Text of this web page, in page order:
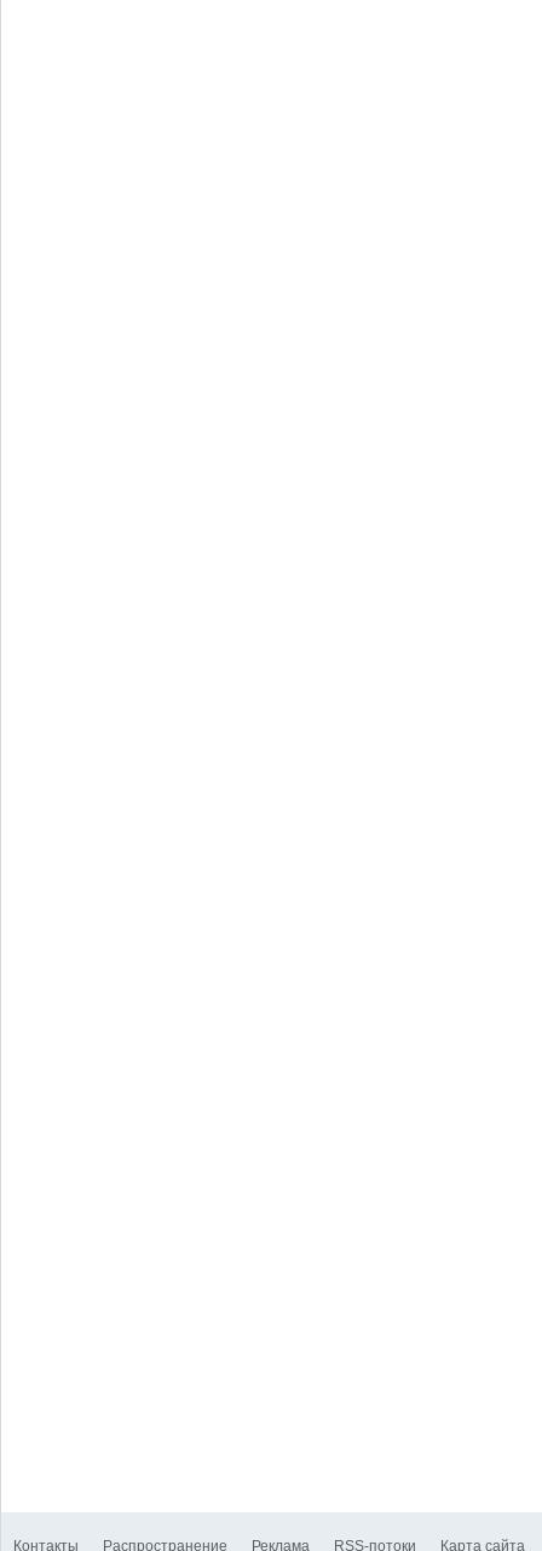
Контакты Распространение Реклама RSS-потоки Карта сайта